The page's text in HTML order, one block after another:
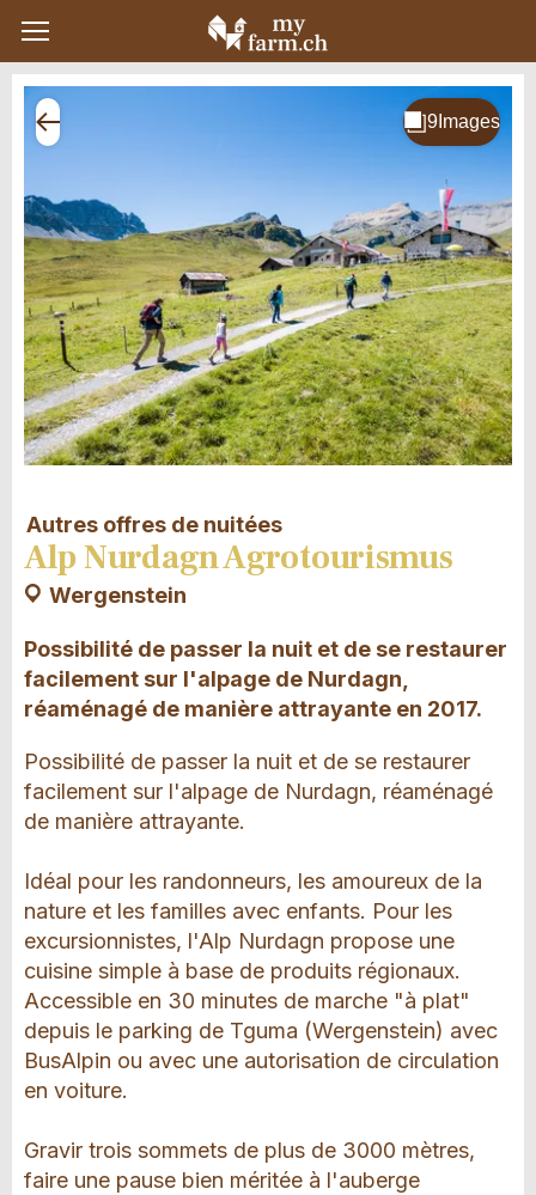
Autres offres de nuitées
Alp Nurdagn Agrotourismus
Wergenstein
Possibilité de passer la nuit et de se restaurer
facilement sur l'alpage de Nurdagn,
réaménagé de manière attrayante en 2017.
Possibilité de passer la nuit et de se restaurer
facilement sur l'alpage de Nurdagn, réaménagé
de manière attrayante.
Idéal pour les randonneurs, les amoureux de la
nature et les familles avec enfants. Pour les
excursionnistes, l'Alp Nurdagn propose une
cuisine simple à base de produits régionaux.
Accessible en 30 minutes de marche "à plat"
depuis le parking de Tguma (Wergenstein) avec
BusAlpin ou avec une autorisation de circulation
en voiture.
Gravir trois sommets de plus de 3000 mètres,
faire une pause bien méritée à l'auberge